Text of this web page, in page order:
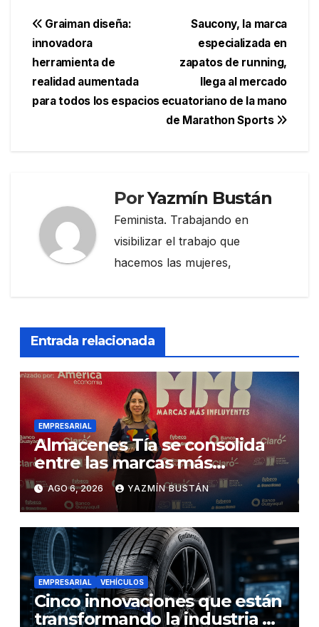
Navegación
de
entradas
Saucony, la marca
especializada en
zapatos de running,
llega al mercado
ecuatoriano de la mano
de Marathon Sports
Graiman diseña:
innovadora
herramienta de
realidad aumentada
para todos los espacios
PorYazmín Bustán
Feminista. Trabajando en
visibilizar el trabajo que
hacemos las mujeres,
Entrada relacionada
EMPRESARIAL
Almacenes Tía se consolida
entre las marcas más
influyentes del Ecuador
AGO 6, 2026 YAZMÍN BUSTÁN
EMPRESARIAL VEHÍCULOS
Cinco innovaciones que están
transformando la industria de